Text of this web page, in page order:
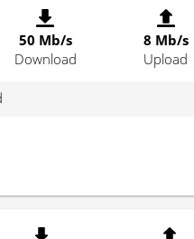
50 Mb/s
Download
8 Mb/s
Upload